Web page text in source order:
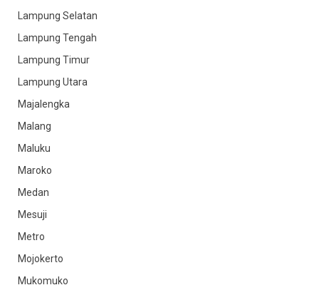
Lampung Selatan
Lampung Tengah
Lampung Timur
Lampung Utara
Majalengka
Malang
Maluku
Maroko
Medan
Mesuji
Metro
Mojokerto
Mukomuko